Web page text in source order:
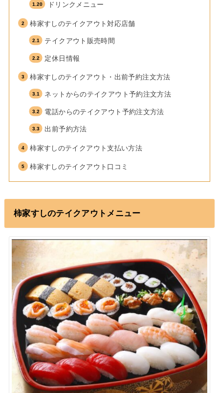
ドリンクメニュー
柿家すしのテイクアウト対応店舗
テイクアウト販売時間
定休日情報
柿家すしのテイクアウト・出前予約注文方法
ネットからのテイクアウト予約注文方法
電話からのテイクアウト予約注文方法
出前予約方法
柿家すしのテイクアウト支払い方法
柿家すしのテイクアウト口コミ
柿家すしのテイクアウトメニュー